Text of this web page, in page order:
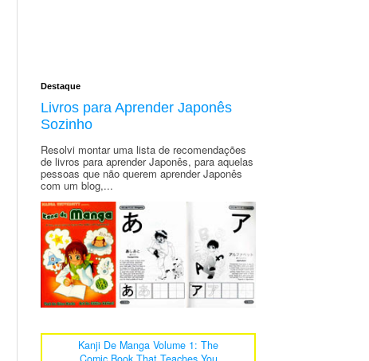
Destaque
Livros para Aprender Japonês
Sozinho
Resolvi montar uma lista de recomendações
de livros para aprender Japonês, para aquelas
pessoas que não querem aprender Japonês
com um blog,...
Kanji De Manga Volume 1: The